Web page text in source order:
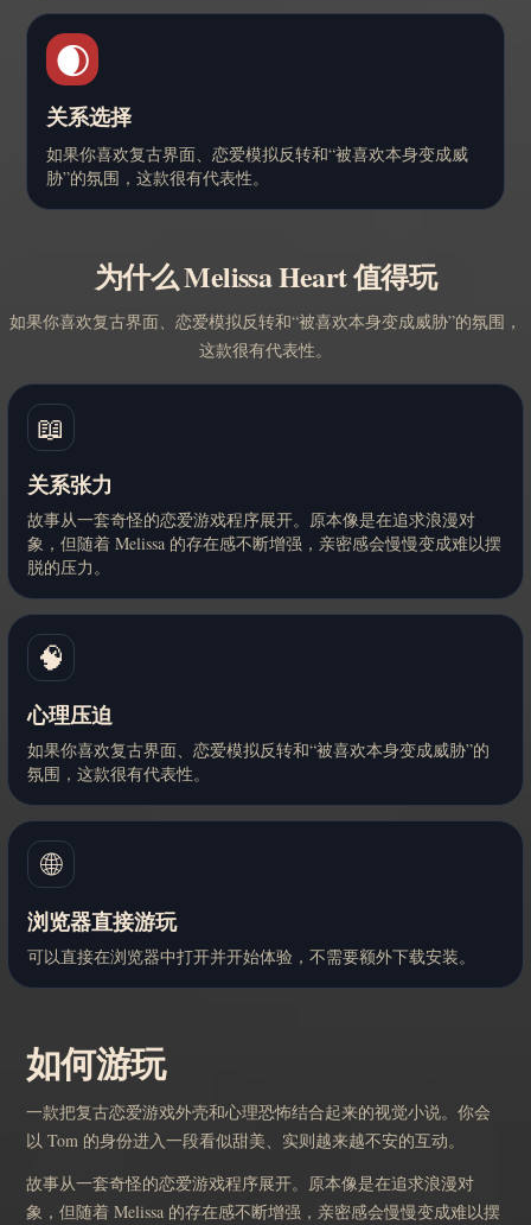
🌒
关系选择
如果你喜欢复古界面、恋爱模拟反转和“被喜欢本身变成威
胁”的氛围，这款很有代表性。
为什么 Melissa Heart 值得玩
如果你喜欢复古界面、恋爱模拟反转和“被喜欢本身变成威胁”的氛围，
这款很有代表性。
📖
关系张力
故事从一套奇怪的恋爱游戏程序展开。原本像是在追求浪漫对
象，但随着 Melissa 的存在感不断增强，亲密感会慢慢变成难以摆
脱的压力。
🧠
心理压迫
如果你喜欢复古界面、恋爱模拟反转和“被喜欢本身变成威胁”的
氛围，这款很有代表性。
🌐
浏览器直接游玩
可以直接在浏览器中打开并开始体验，不需要额外下载安装。
如何游玩
一款把复古恋爱游戏外壳和心理恐怖结合起来的视觉小说。你会
以 Tom 的身份进入一段看似甜美、实则越来越不安的互动。
故事从一套奇怪的恋爱游戏程序展开。原本像是在追求浪漫对
象，但随着 Melissa 的存在感不断增强，亲密感会慢慢变成难以摆